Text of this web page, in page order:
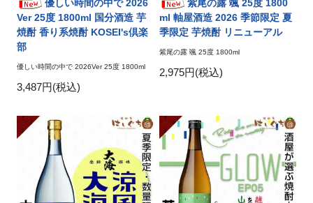
優しい時間の中で 2026
Ver 25度 1800ml 国分酒造 芋
焼酎 香り系焼酎 KOSEI's倶楽
部
優しい時間の中で 2026Ver 25度 1800ml
3,487円(税込)
紫尾の露 颯 25度 1800
ml 軸屋酒造 2026 季節限定 夏
季限定 芋焼酎 リニューアル
紫尾の露 颯 25度 1800ml
2,975円(税込)